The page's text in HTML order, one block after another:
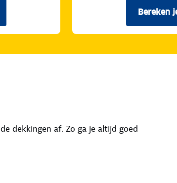
Scootmobielverzekering met Volledig
Bereken
dekkingen af. Zo ga je altijd goed